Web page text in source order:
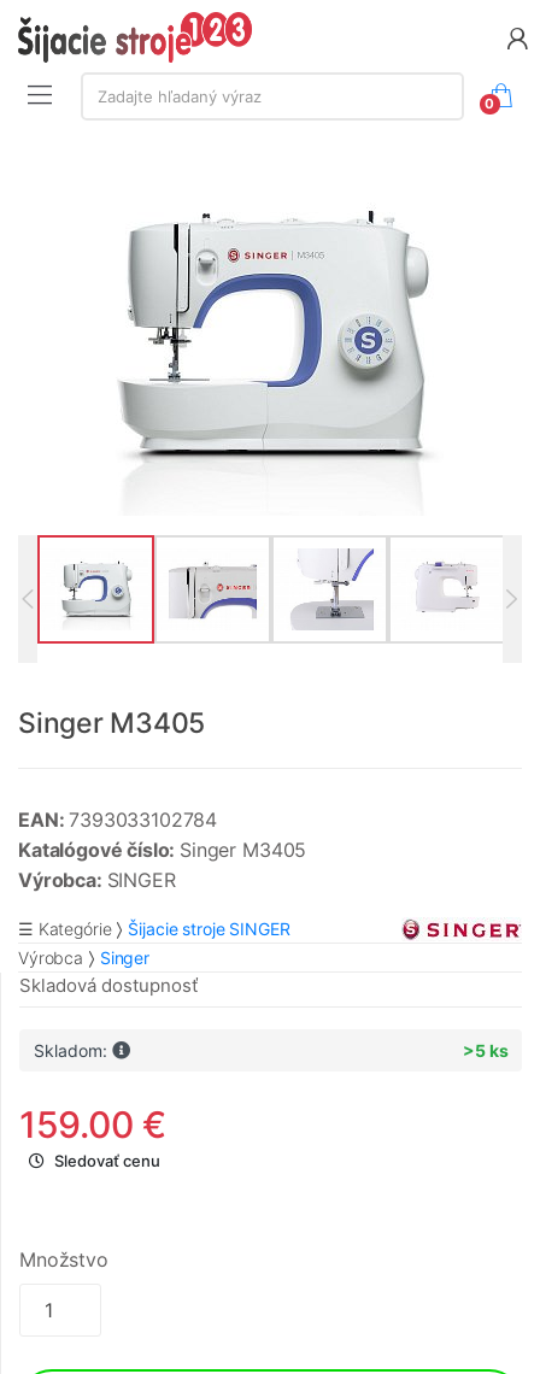
Vyhľadávanie:
Zadajte hľadaný výraz
0
Singer M3405
EAN: 7393033102784
Katalógové číslo: Singer M3405
Výrobca: SINGER
☰ Kategórie
Šijacie stroje SINGER
Výrobca
Singer
Skladová dostupnosť
Skladom: >5 ks
159.00 €
Sledovať cenu
Množstvo